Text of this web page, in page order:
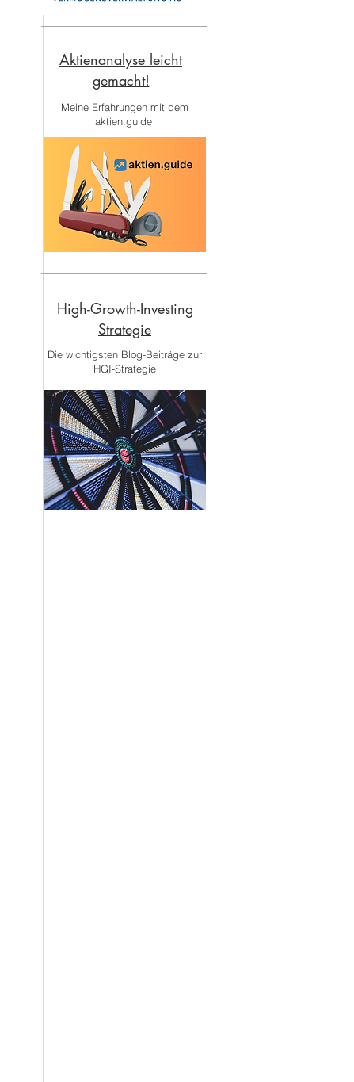
Aktienanalyse leicht
gemacht!
Meine Erfahrungen mit dem
aktien.guide
High-Growth-Investing
Strategie
Die wichtigsten Blog-Beiträge zur
HGI-Strategie